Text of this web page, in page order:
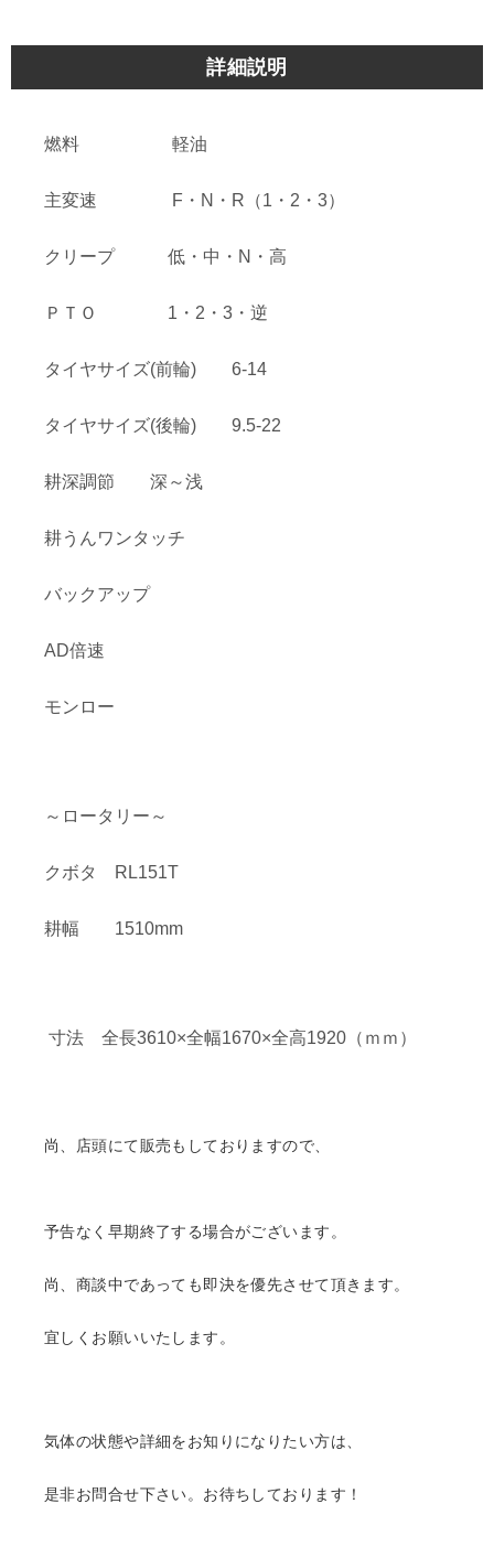
詳細説明
燃料 軽油
主変速 F・N・R（1・2・3）
クリープ 低・中・N・高
ＰＴＯ 1・2・3・逆
タイヤサイズ(前輪) 6-14
タイヤサイズ(後輪) 9.5-22
耕深調節 深～浅
耕うんワンタッチ
バックアップ
AD倍速
モンロー
～ロータリー～
クボタ RL151T
耕幅 1510mm
寸法 全長3610×全幅1670×全高1920（ｍｍ）
尚、店頭にて販売もしておりますので、
予告なく早期終了する場合がございます。
尚、商談中であっても即決を優先させて頂きます。
宜しくお願いいたします。
気体の状態や詳細をお知りになりたい方は、
是非お問合せ下さい。お待ちしております！